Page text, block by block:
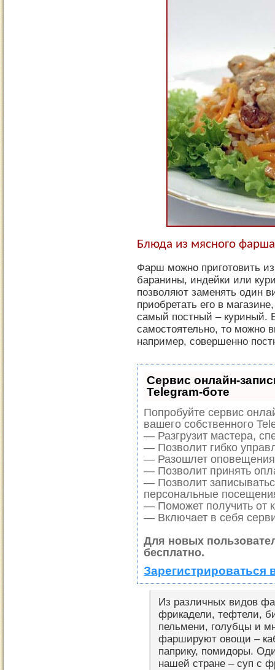
Блюда из мясного фарша
Фарш можно приготовить
баранины, индейки или
позволяют заменять один
приобретать его в
самый постный – куриный.
самостоятельно, то можно
например, совершенно
Сервис онлайн-
Telegram-боте
Попробуйте сервис
вашего собственного
— Разгрузит мастера,
— Позволит гибко
— Разошлет оповещения
— Позволит принять
— Позволит
персональные
— Поможет получить от
— Включает в себя
Для новых
бесплатно.
Зарегистрироваться
Из различных видов
фрикадели, тефтели,
пельмени, голубцы и
фаршируют овощи –
паприку, помидоры.
нашей стране – суп с